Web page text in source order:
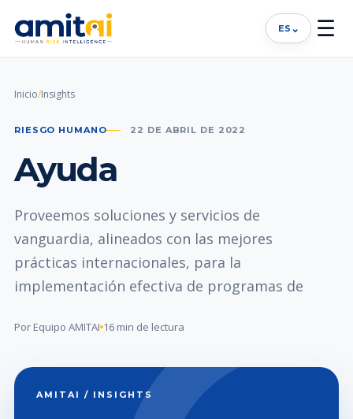
ES ⌄ ☰
Inicio/Insights
RIESGO HUMANO 22 DE ABRIL DE 2022
Ayuda
Proveemos soluciones y servicios de
vanguardia, alineados con las mejores
prácticas internacionales, para la
implementación efectiva de programas de
Por Equipo AMITAI 16 min de lectura
AMITAI / INSIGHTS